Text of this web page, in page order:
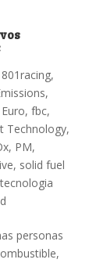
801racing,
,
Euro, fbc,
Technology,
, PM,
, solid fuel
tecnologia
personas